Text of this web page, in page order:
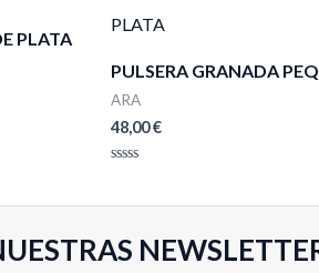
PLATA
PULSERA GRANADA
ARA
48,00€
0